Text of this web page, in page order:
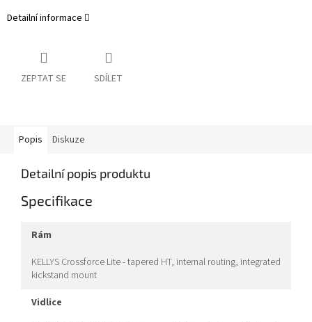
Detailní informace
ZEPTAT SE SDÍLET
Popis Diskuze
Detailní popis produktu
Specifikace
rám
KELLYS Crossforce Lite - tapered HT, internal routing, integrated
kickstand mount
vidlice